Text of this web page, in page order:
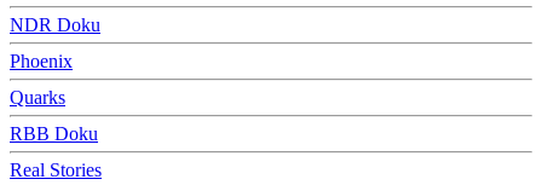
NDR Doku
Phoenix
Quarks
RBB Doku
Real Stories